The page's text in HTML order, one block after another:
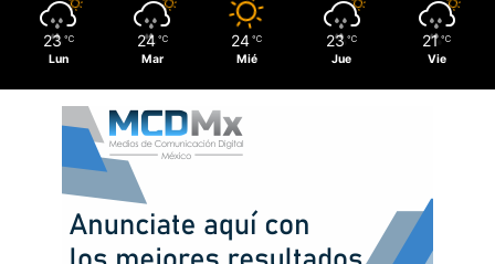
23 ℃
Lun
24 ℃
Mar
24 ℃
Mié
23 ℃
Jue
21 ℃
Vie